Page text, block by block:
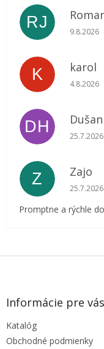
RJ
9.8.2026
K karol
4.8.2026
DH
25.7.2026
Z Zajo
25.7.2026
Promptne a rýchle
Z
Informácie pre vás
Katalóg
Obchodné podmienky